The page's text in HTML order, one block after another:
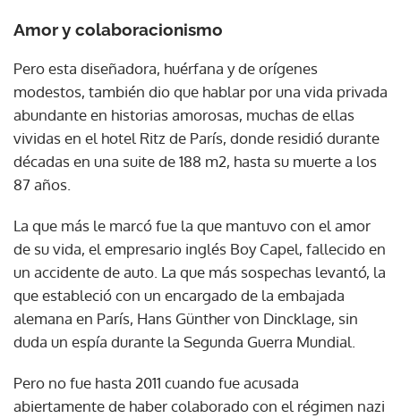
Amor y colaboracionismo
Pero esta diseñadora, huérfana y de orígenes
modestos, también dio que hablar por una vida privada
abundante en historias amorosas, muchas de ellas
vividas en el hotel Ritz de París, donde residió durante
décadas en una suite de 188 m2, hasta su muerte a los
87 años.
La que más le marcó fue la que mantuvo con el amor
de su vida, el empresario inglés Boy Capel, fallecido en
un accidente de auto. La que más sospechas levantó, la
que estableció con un encargado de la embajada
alemana en París, Hans Günther von Dincklage, sin
duda un espía durante la Segunda Guerra Mundial.
Pero no fue hasta 2011 cuando fue acusada
abiertamente de haber colaborado con el régimen nazi